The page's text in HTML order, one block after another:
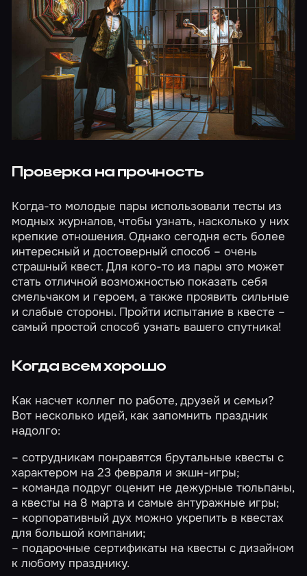
Проверка на прочность
Когда-то молодые пары использовали тесты из
модных журналов, чтобы узнать, насколько у них
крепкие отношения. Однако сегодня есть более
интересный и достоверный способ – очень
страшный квест. Для кого-то из пары это может
стать отличной возможностью показать себя
смельчаком и героем, а также проявить сильные
и слабые стороны. Пройти испытание в квесте –
самый простой способ узнать вашего спутника!
Когда всем хорошо
Как насчет коллег по работе, друзей и семьи?
Вот несколько идей, как запомнить праздник
надолго:
– сотрудникам понравятся брутальные квесты с
характером на23 февраля иэкшн-игры;
– команда подруг оценит не дежурные тюльпаны,
а квесты на 8 марта и самыеантуражные игры;
– корпоративный дух можно укрепить в квестах
для большой компании;
– подарочные сертификаты на квесты с дизайном
к любому празднику.